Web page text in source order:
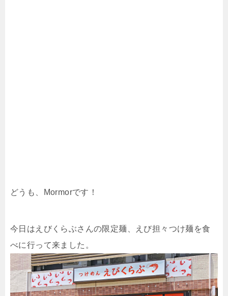
どうも、Mormorです！
今日はえびくらぶさんの限定麺、えび担々つけ麺を食
べに行って来ました。